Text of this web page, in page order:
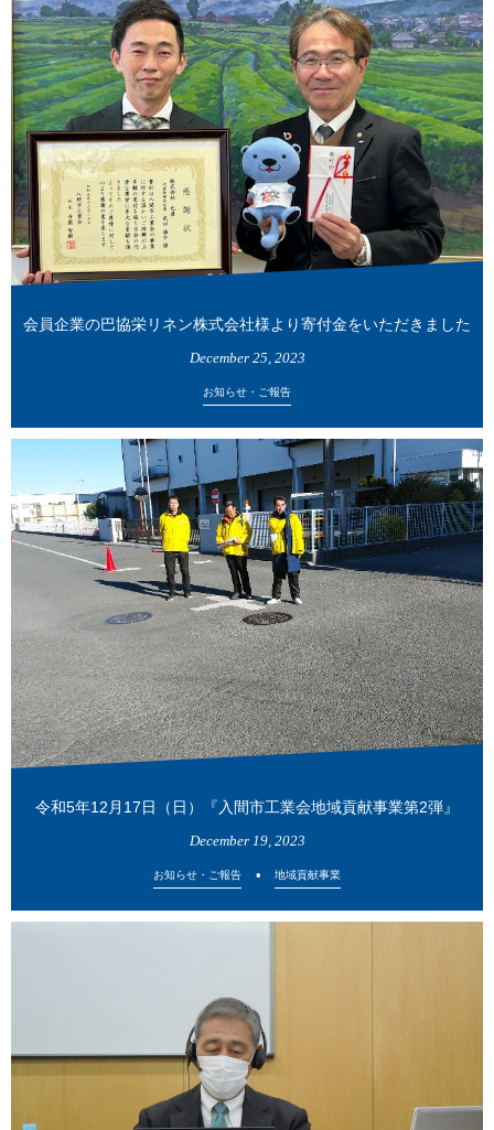
会員企業の巴協栄リネン株式会社様より寄付金をいただきました
December 25, 2023
お知らせ・ご報告
令和5年12月17日（日）『入間市工業会地域貢献事業第2弾』
December 19, 2023
お知らせ・ご報告 地域貢献事業